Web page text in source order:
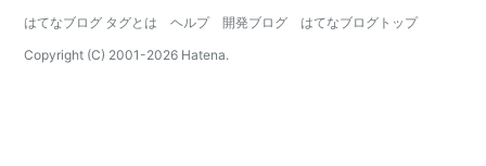
はてなブログ タグとは
ヘルプ 開発ブログ
はてなブログトップ
Copyright (C) 2001-2026 Hatena.